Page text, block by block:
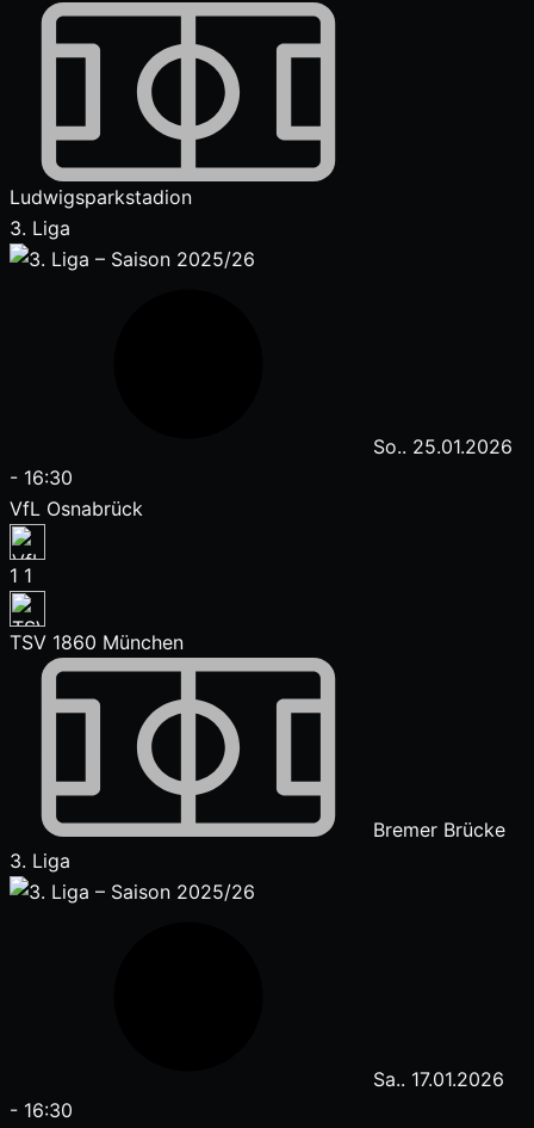
Ludwigsparkstadion
3. Liga
So.. 25.01.2026
- 16:30
VfL Osnabrück
1 1
TSV 1860 München
Bremer Brücke
3. Liga
Sa.. 17.01.2026
- 16:30